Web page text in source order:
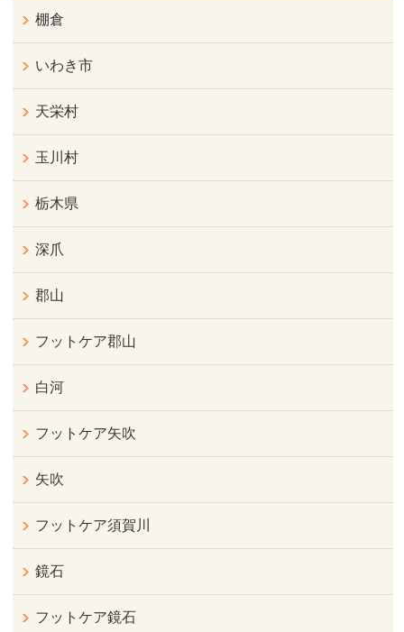
棚倉
いわき市
天栄村
玉川村
栃木県
深爪
郡山
フットケア郡山
白河
フットケア矢吹
矢吹
フットケア須賀川
鏡石
フットケア鏡石